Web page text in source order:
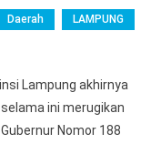
Daerah LAMPUNG
Lampung akhirnya
ini merugikan
Nomor 188